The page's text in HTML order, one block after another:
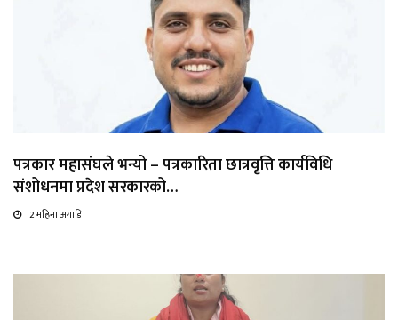
पत्रकार महासंघले भन्यो – पत्रकारिता छात्रवृत्ति कार्यविधि
संशोधनमा प्रदेश सरकारको…
2 महिना अगाडि